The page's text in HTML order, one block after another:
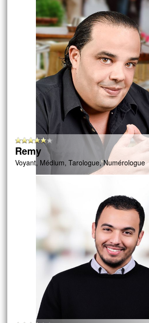
Remy
Voyant, Médium, Tarologue, Numérologue